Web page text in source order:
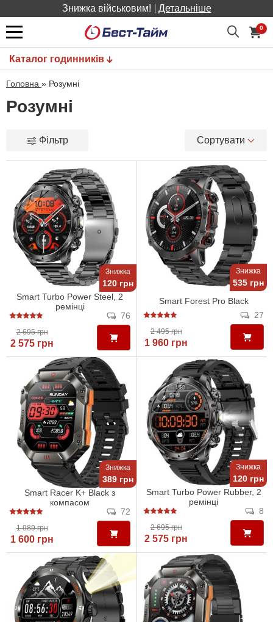
Знижка військовим! Детальніше
0
Каталог годинників
Головна » Розумні
Розумні
Фільтр Сортувати
Знижка
120 грн
Smart Turbo Power Steel, 2
ремінці
76
2 695 грн
2 575 грн
Знижка
535 грн
Smart Forest Pro Black
27
2 495 грн
1 960 грн
Знижка
389 грн
Smart Racer K+ Black з
компасом
72
1 989 грн
1 600 грн
Знижка
120 грн
Smart Turbo Power Rubber, 2
ремінці
8
2 695 грн
2 575 грн